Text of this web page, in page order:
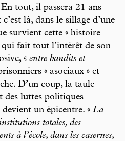
En tout, il passera 21 ans
là, dans le sillage d’une
survient cette « histoire
qui fait tout l’intérêt de son
« entre bandits et
« asociaux » et
D’un coup, la taule
des luttes politiques
un épicentre. « La
totales, des
à l’école, dans les casernes,